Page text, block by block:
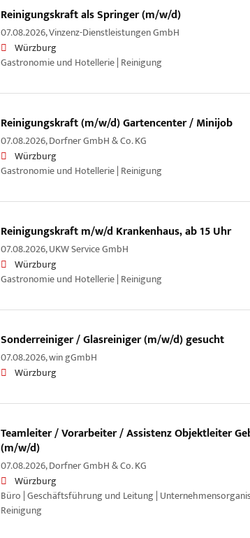
Reinigungskraft als Springer (m/w/d)
07.08.2026,Vinzenz-Dienstleistungen GmbH
Würzburg
Gastronomie und Hotellerie | Reinigung
Reinigungskraft (m/w/d) Gartencenter / Minijob
07.08.2026,Dorfner GmbH & Co. KG
Würzburg
Gastronomie und Hotellerie | Reinigung
Reinigungskraft m/w/d Krankenhaus, ab 15 Uhr
07.08.2026,UKW Service GmbH
Würzburg
Gastronomie und Hotellerie | Reinigung
Sonderreiniger / Glasreiniger (m/w/d) gesucht
07.08.2026,win gGmbH
Würzburg
Teamleiter / Vorarbeiter / Assistenz Objektleiter
(m/w/d)
07.08.2026,Dorfner GmbH & Co. KG
Würzburg
Büro | Geschäftsführung und Leitung |
Reinigung